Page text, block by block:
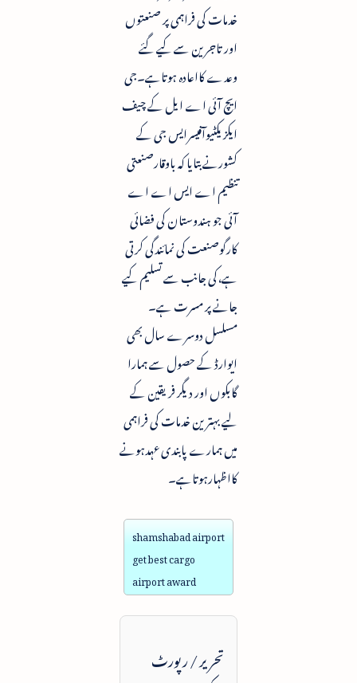
خدمات کی فراہمی پر صنعتوں
اور تاجرین سے کیے گئے
وعدے کااعادہ ہوتاہے۔جی
ایچ آئی اے ایل کے چیف
ایکزیکٹیوآفیسرایس جی کے
کشورنے بتایا کہ باوقارصنعتی
تنظیم اے ایس اے اے
آئی جو ہندوستان کی فضائی
کارگوصنعت کی نمائندگی کرتی
ہے،کی جانب سے تسلیم کیے
جانے پر مسرت ہے۔
مسلسل دوسرے سال بھی
ایوارڈ کے حصول سے ہمارا
گابکوں اور دیگر فریقین کے
لیے بہترین خدمات کی فراہمی
میں ہمارے پابندی عہدہونے
کااظہارہوتاہے۔
shamshabad airport
get best cargo
airport award
تحریر / رپورٹ